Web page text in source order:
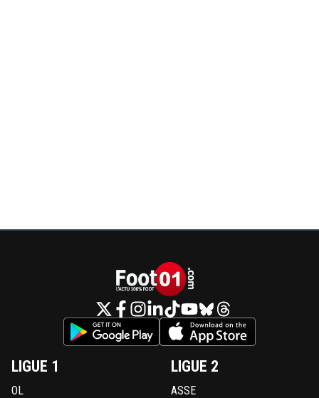
LIGUE 1
OL
LIGUE 2
ASSE